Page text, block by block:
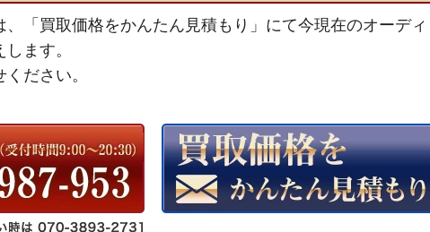
「買取価格をかんたん見積もり」にて今現在のオーディ
ます。
ださい。